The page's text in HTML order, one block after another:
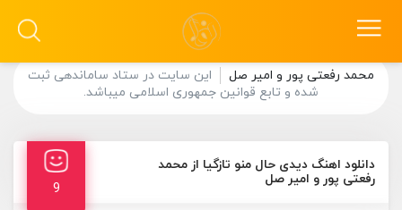
محمد رفعتی پور و امیر صل
این سایت در ستاد ساماندهی ثبت
شده و تابع قوانین جمهوری اسلامی میباشد.
دانلود اهنگ دیدی حال منو تازگیا از محمد
رفعتی پور و امیر صل
9